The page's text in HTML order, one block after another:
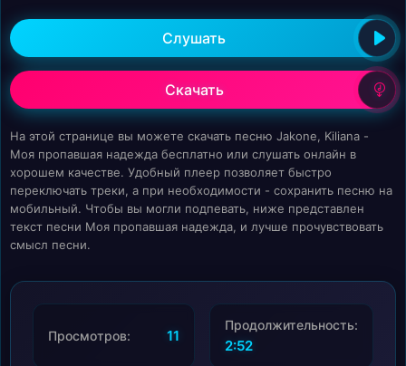
Слушать
Скачать
На этой странице вы можете скачать песню Jakone, Kiliana -
Моя пропавшая надежда бесплатно или слушать онлайн в
хорошем качестве. Удобный плеер позволяет быстро
переключать треки, а при необходимости - сохранить песню на
мобильный. Чтобы вы могли подпевать, ниже представлен
текст песни Моя пропавшая надежда, и лучше прочувствовать
смысл песни.
Просмотров: 11
Продолжительность:
2:52